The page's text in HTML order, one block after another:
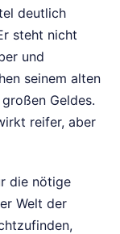
deutlich
steht nicht
und
seinem alten
Geldes.
reifer, aber
die nötige
Welt der